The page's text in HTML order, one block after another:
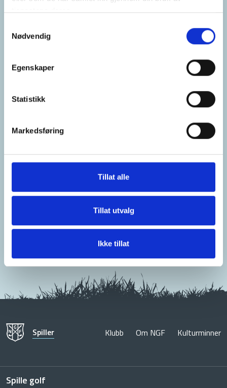
tjenestene deres.
Nødvendig
Egenskaper
Statistikk
Markedsføring
Tillat alle
Tillat utvalg
Ikke tillat
Spiller Klubb Om NGF Kulturminner
Spille golf